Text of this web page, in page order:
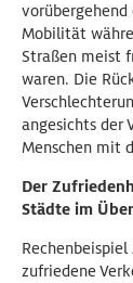
vorübergehend
Mobilität
Straßen meist
waren. Die
angesichts der
Menschen mit
Der
Städte im
Rechenbeispiel
zufriedene